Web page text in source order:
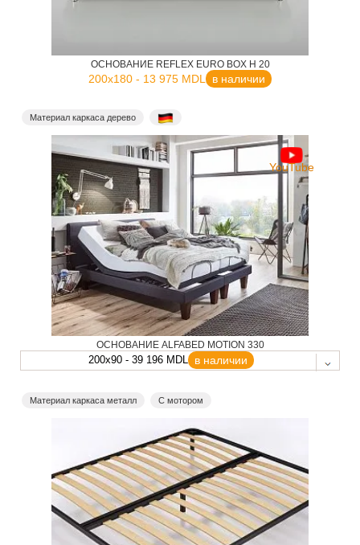
ОСНОВАНИЕ REFLEX EURO BOX H 20
200x180 - 13 975 MDL в наличии
Материал каркаса дерево
YouTube
ОСНОВАНИЕ ALFABED MOTION 330
200x90 - 39 196 MDL в наличии
Материал каркаса металл С мотором